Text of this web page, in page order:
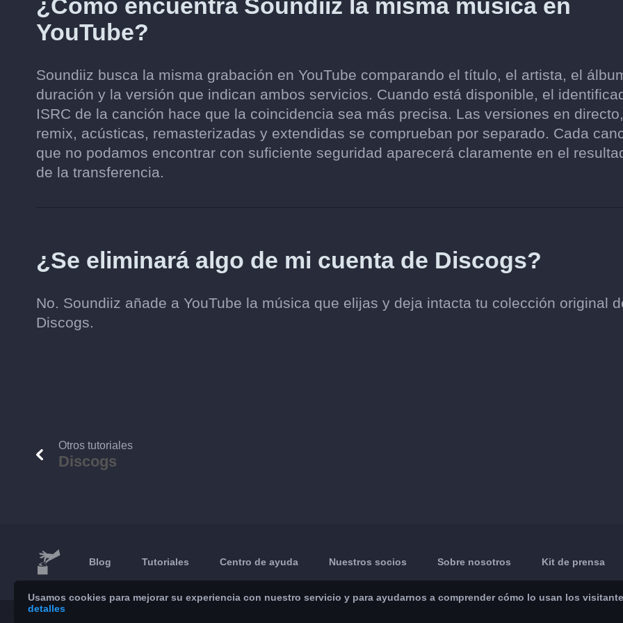
¿Cómo encuentra Soundiiz la misma música en
YouTube?
Soundiiz busca la misma grabación en YouTube comparando el título, el artista, el
duración y la versión que indican ambos servicios. Cuando está disponible, el
ISRC de la canción hace que la coincidencia sea más precisa. Las versiones en directo,
remix, acústicas, remasterizadas y extendidas se comprueban por separado. Cada
que no podamos encontrar con suficiente seguridad aparecerá claramente en el
de la transferencia.
¿Se eliminará algo de mi cuenta de Discogs?
No. Soundiiz añade a YouTube la música que elijas y deja intacta tu colección original
Discogs.
Otros tutoriales
Discogs
Blog Tutoriales Centro de ayuda Nuestros socios Sobre nosotros Kit de prensa
Usamos cookies para mejorar su experiencia con nuestro servicio y para ayudarnos a comprender cómo lo usan los
detalles